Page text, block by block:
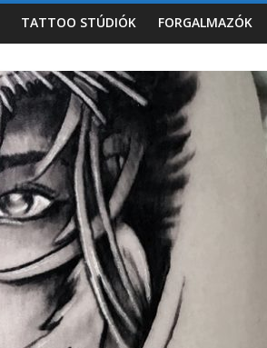
TATTOO STÚDIÓK FORGALMAZÓK